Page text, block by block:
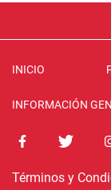
INICIO
INFORMACIÓN
Términos y